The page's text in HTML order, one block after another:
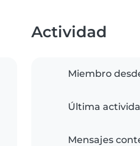
Actividad
Miembro
Última
Mensajes